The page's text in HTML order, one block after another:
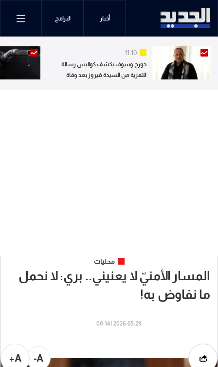
أخبار البرامج
11:10
جورج وسوف يكشف كواليس رسالة
التعزية من السيدة فيروز بعد وفاة
محليات
المسار الأمنيّ لا يعنيني.. بري: لا نحمل
ما نفاوض به!
2026-05-29 | 00:14
A-
A+